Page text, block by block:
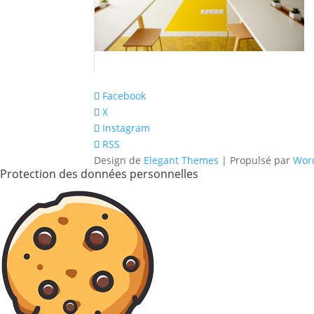
Facebook
X
Instagram
RSS
Design de Elegant Themes | Propulsé par
Protection des données personnelles